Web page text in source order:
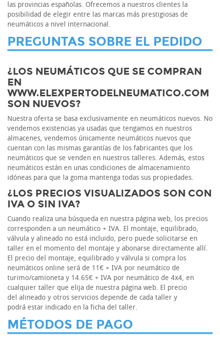
las provincias españolas. Ofrecemos a nuestros clientes la
posibilidad de elegir entre las marcas más prestigiosas de
neumáticos a nivel internacional.
PREGUNTAS SOBRE EL PEDIDO
¿LOS NEUMÁTICOS QUE SE COMPRAN
EN
WWW.ELEXPERTODELNEUMATICO.COM
SON NUEVOS?
Nuestra oferta se basa exclusivamente en neumáticos nuevos. No
vendemos existencias ya usadas que tengamos en nuestros
almacenes, vendemos únicamente neumáticos nuevos que
cuentan con las mismas garantías de los fabricantes que los
neumáticos que se venden en nuestros talleres. Además, estos
neumáticos están en unas condiciones de almacenamiento
idóneas para que la goma mantenga todas sus propiedades.
¿LOS PRECIOS VISUALIZADOS SON CON
IVA O SIN IVA?
Cuando realiza una búsqueda en nuestra página web, los precios
corresponden a un neumático + IVA. El montaje, equilibrado,
válvula y alineado no está incluido, pero puede solicitarse en
taller en el momento del montaje y abonarse directamente allí.
El precio del montaje, equilibrado y válvula si compra los
neumáticos online será de 11€ + IVA por neumático de
turimo/camioneta y 14.65€ + IVA por neumático de 4x4, en
cualquier taller que elija de nuestra página web. El precio
del alineado y otros servicios depende de cada taller y
podrá estar indicado en la ficha del taller.
MÉTODOS DE PAGO